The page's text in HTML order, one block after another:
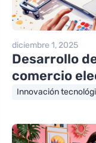
diciembre 1, 2025
Desarrollo
comercio
Innovación